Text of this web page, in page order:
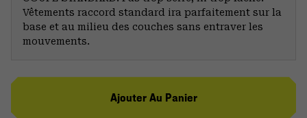
Vêtements raccord standard ira parfaitement sur la
base et au milieu des couches sans entraver les
mouvements.
Ajouter Au Panier